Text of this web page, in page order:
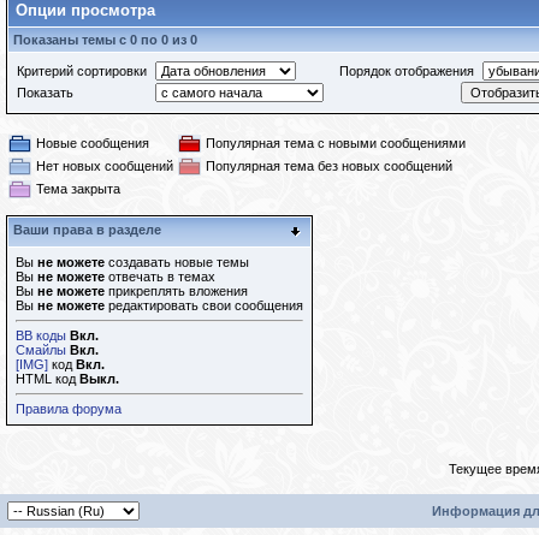
Опции просмотра
Показаны темы с 0 по 0 из 0
Критерий сортировки
Порядок отображения
Показать
Новые сообщения
Популярная тема с новыми сообщениями
Нет новых сообщений
Популярная тема без новых сообщений
Тема закрыта
Ваши права в разделе
Вы не можете создавать новые темы
Вы не можете отвечать в темах
Вы не можете прикреплять вложения
Вы не можете редактировать свои сообщения
BB коды Вкл.
Смайлы Вкл.
[IMG] код Вкл.
HTML код Выкл.
Правила форума
Текущее
Информация